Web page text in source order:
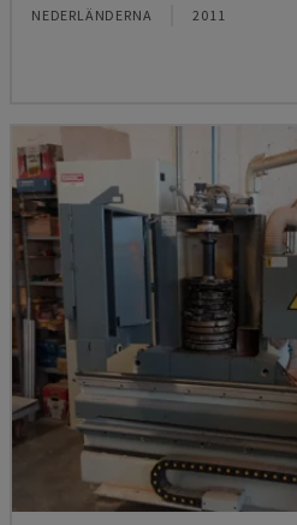
NEDERLÄNDERNA 2011